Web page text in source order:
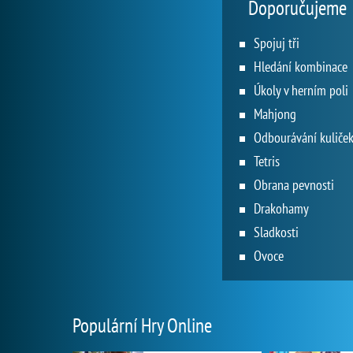
Doporučujeme
Spojuj tři
Hledání kombinace
Úkoly v herním poli
Mahjong
Odbourávání kuliček
Tetris
Obrana pevnosti
Drakohamy
Sladkosti
Ovoce
Populární Hry Online